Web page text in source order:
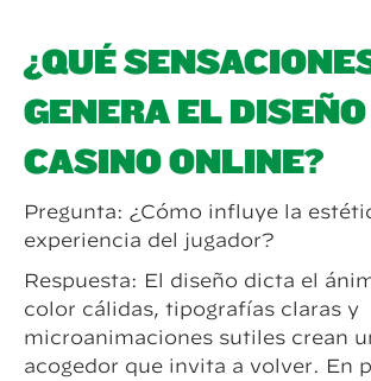
¿QUÉ
GENERA EL
CASINO ONLINE?
Pregunta: ¿Cómo influye la
experiencia del jugador?
Respuesta: El diseño dicta el
color cálidas, tipografías claras y
microanimaciones sutiles crean
acogedor que invita a volver. En